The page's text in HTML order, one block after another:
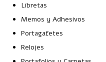
Libretas
Memos y Adhesivos
Portagafetes
Relojes